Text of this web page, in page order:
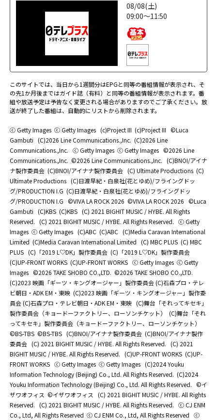
08/08(土)
09:00～11:50
このサイトでは、当日から1週間分はEPGと同等の番組情報が表示され、そ
の先1か月後まではガイド誌（有料）と同等の番組情報が表示されます。番
組や放送予定は予告なく変更される場合がありますのでご了承ください。放
送が終了した番組は、自動的にリストから削除されます。
ⓒ Getty Images ⓒ Getty Images (c)Project III (c)Project III ©Luca
Gambuti (C)2026 Line Communications.,Inc. (C)2026 Line
Communications.,Inc. ⓒ Getty Images ⓒ Getty Images ©2026 Line
Communications.,Inc. ©2026 Line Communications.,Inc. (C)BNOI/アイナ
ナ製作委員会 (C)BNOI/アイナナ製作委員会 (C) Ultimate Productions (C)
Ultimate Productions (C)日渡早紀・白泉社(花とゆめ)/フライングドッ
グ/PRODUCTION I.G (C)日渡早紀・白泉社(花とゆめ)/フライングドッ
グ/PRODUCTION I.G ©️VIVA LA ROCK 2026 ©️VIVA LA ROCK 2026 ©Luca
Gambuti (C)KBS (C)KBS (C) 2021 BIGHIT MUSIC / HYBE. All Rights
Reserved. (C) 2021 BIGHIT MUSIC / HYBE. All Rights Reserved. ⓒ Getty
Images ⓒ Getty Images (C)ABC (C)ABC (C)Media Caravan International
Limited (C)Media Caravan International Limited (C) MBC PLUS (C) MBC
PLUS (C)「2019 L♡DK」製作委員会 (C)「2019 L♡DK」製作委員会
(C)UP-FRONT WORKS (C)UP-FRONT WORKS ⓒ Getty Images ⓒ Getty
Images ©2026 TAKE SHOBO CO.,LTD. ©2026 TAKE SHOBO CO.,LTD.
(C)2023 映画「ギーツ・キングオージャー」製作委員会 (C)石森プロ・テレ
ビ朝日・ADK EM・東映 (C)2023 映画「ギーツ・キングオージャー」製作委
員会 (C)石森プロ・テレビ朝日・ADK EM・東映 (C)舞台「それってキセキ」
製作委員会（キョードーファクトリー、ローソンチケット）
(C)舞台「それ
ってキセキ」製作委員会（キョードーファクトリー、ローソンチケット）
©BS-TBS ©BS-TBS (C)BNOI/アイナナ製作委員会 (C)BNOI/アイナナ製作
委員会 (C) 2021 BIGHIT MUSIC / HYBE. All Rights Reserved. (C) 2021
BIGHIT MUSIC / HYBE. All Rights Reserved. (C)UP-FRONT WORKS (C)UP-
FRONT WORKS ⓒ Getty Images ⓒ Getty Images (C)2024 Youku
Information Technology (Beijing) Co., Ltd. All Rights Reserved. (C)2024
Youku Information Technology (Beijing) Co., Ltd. All Rights Reserved. ©イ
ザワオフィス ©イザワオフィス (C) 2021 BIGHIT MUSIC / HYBE. All Rights
Reserved. (C) 2021 BIGHIT MUSIC / HYBE. All Rights Reserved. ⓒ CJ ENM
Co., Ltd, All Rights Reserved ⓒ CJ ENM Co., Ltd, All Rights Reserved ⓒ